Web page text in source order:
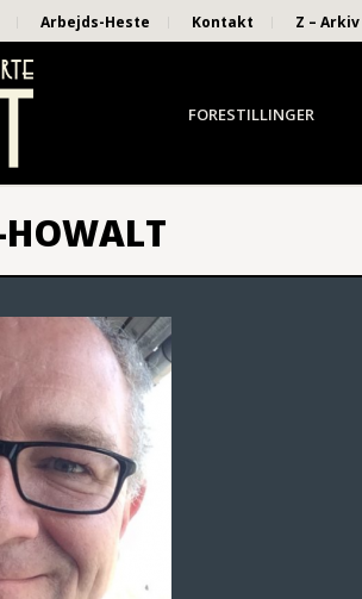
Arbejds-Heste Kontakt Z – Arkiv
FORESTILLINGER